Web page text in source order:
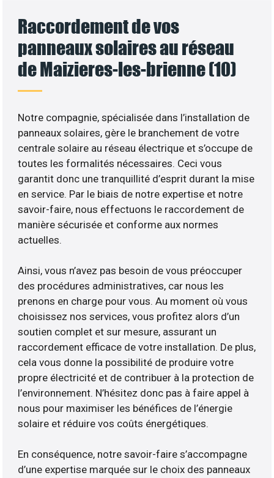
Raccordement de vos
panneaux solaires au réseau
de Maizieres-les-brienne (10)
Notre compagnie, spécialisée dans l’installation de
panneaux solaires, gère le branchement de votre
centrale solaire au réseau électrique et s’occupe de
toutes les formalités nécessaires. Ceci vous
garantit donc une tranquillité d’esprit durant la mise
en service. Par le biais de notre expertise et notre
savoir-faire, nous effectuons le raccordement de
manière sécurisée et conforme aux normes
actuelles.
Ainsi, vous n’avez pas besoin de vous préoccuper
des procédures administratives, car nous les
prenons en charge pour vous. Au moment où vous
choisissez nos services, vous profitez alors d’un
soutien complet et sur mesure, assurant un
raccordement efficace de votre installation. De plus,
cela vous donne la possibilité de produire votre
propre électricité et de contribuer à la protection de
l’environnement. N’hésitez donc pas à faire appel à
nous pour maximiser les bénéfices de l’énergie
solaire et réduire vos coûts énergétiques.
En conséquence, notre savoir-faire s’accompagne
d’une expertise marquée sur le choix des panneaux